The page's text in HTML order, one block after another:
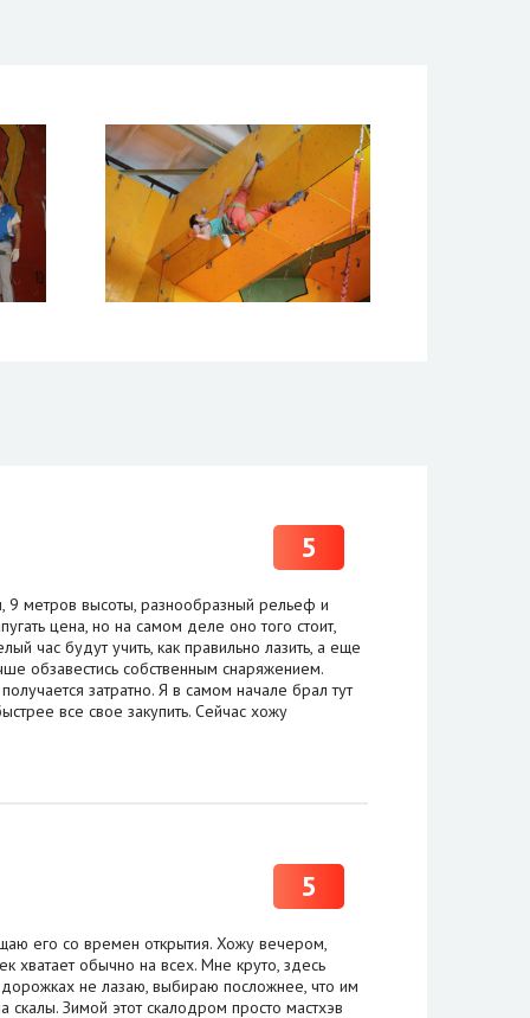
5
9 метров высоты, разнообразный рельеф и
цена, но на самом деле оно того стоит,
час будут учить, как правильно лазить, а еще
обзавестись собственным снаряжением.
затратно. Я в самом начале брал тут
все свое закупить. Сейчас хожу
5
его со времен открытия. Хожу вечером,
обычно на всех. Мне круто, здесь
не лазаю, выбираю посложнее, что им
Зимой этот скалодром просто мастхэв